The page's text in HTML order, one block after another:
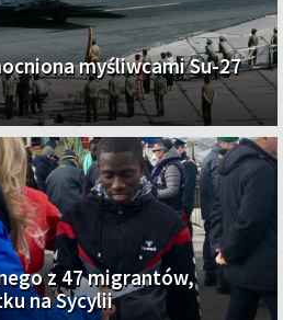
myśliwcami Su-27
z 47 migrantów,
na Sycylii